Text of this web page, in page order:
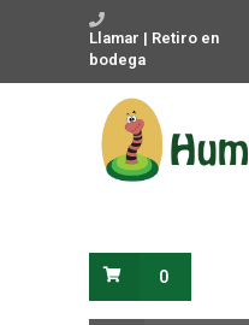
Llamar | Retiro en
bodega
0